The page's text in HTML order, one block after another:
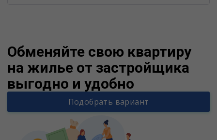
Обменяйте свою квартиру
на жилье от застройщика
выгодно и удобно
Подобрать вариант